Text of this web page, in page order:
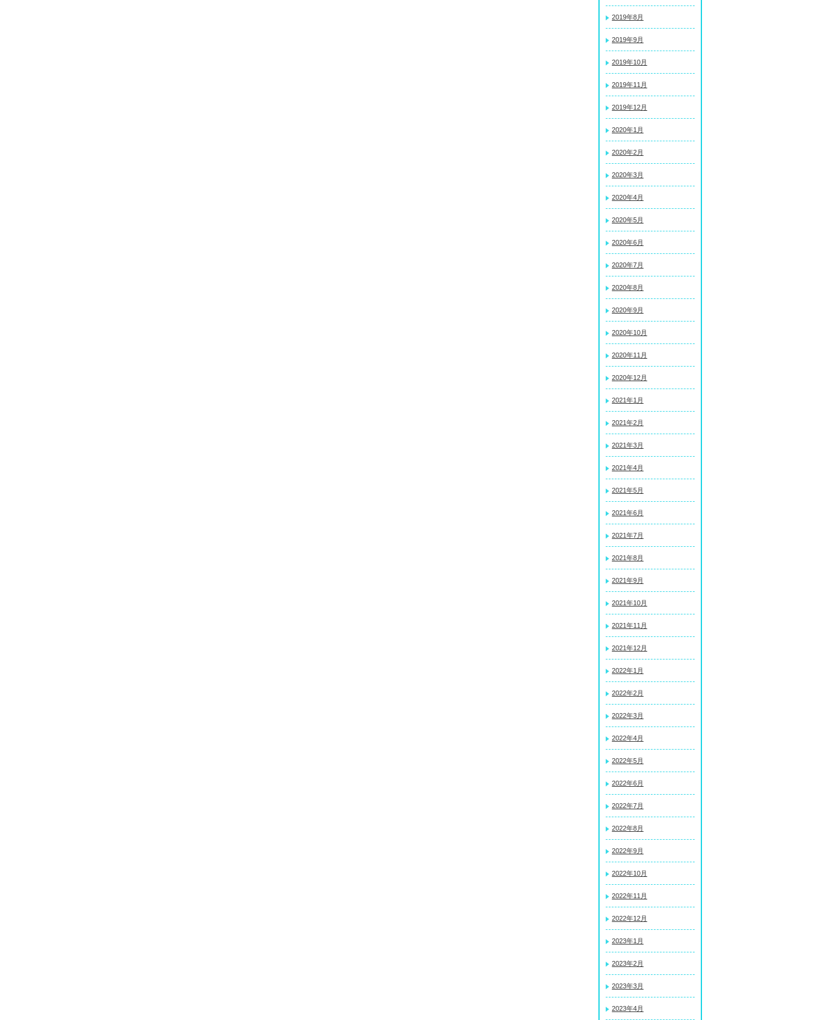
2019年8月
2019年9月
2019年10月
2019年11月
2019年12月
2020年1月
2020年2月
2020年3月
2020年4月
2020年5月
2020年6月
2020年7月
2020年8月
2020年9月
2020年10月
2020年11月
2020年12月
2021年1月
2021年2月
2021年3月
2021年4月
2021年5月
2021年6月
2021年7月
2021年8月
2021年9月
2021年10月
2021年11月
2021年12月
2022年1月
2022年2月
2022年3月
2022年4月
2022年5月
2022年6月
2022年7月
2022年8月
2022年9月
2022年10月
2022年11月
2022年12月
2023年1月
2023年2月
2023年3月
2023年4月